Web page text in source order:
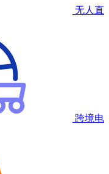
无人直
跨境电